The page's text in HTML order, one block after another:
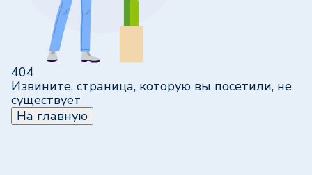
404
Извините, страница, которую вы посетили, не
существует
На главную